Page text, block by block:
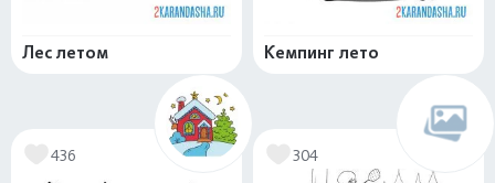
Лес летом Кемпинг лето
436 304